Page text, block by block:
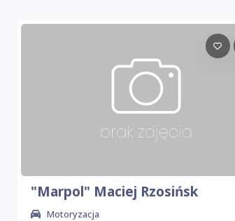
"Marpol" Maciej Rzosińsk
Motoryzacja